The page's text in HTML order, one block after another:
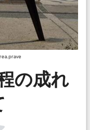
の成れ